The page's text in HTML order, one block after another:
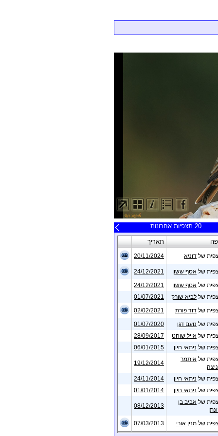
פעילות בהים מול רכס הכרמל
20 תצפיות אחרונות
בשלושת החודשים האחרונים:
מקום8במספר תצפיות -0
תצפיות
מקום42 במספר פרטים -0
פרטים
מקום30במספר מינים -0
מינים
מקום205במספר תצפיות -
תצפיות
מקום292 במספר פרטים -
1087 פרטים
מקום149במספר מינים -
מינים
תאריך
20/11/2024 של דוניא
24/12/2021 של אסף ששון
24/12/2021
של אסף ששון
01/07/2021
של לביא שורק
02/02/2021
של דוד פורת
01/07/2020
של נועם דגן
28/09/2017
של אייל שוחט
06/01/2015
של ניתאי חיון
19/12/2014
של איתמר
24/11/2014
של ניתאי חיון
01/01/2014
של ניתאי חיון
08/12/2013
של אביב בן
07/03/2013
של מנין אורי